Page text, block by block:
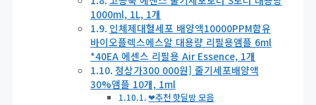
1000ml, 1L, 1개
인체제대혈세포 배양액10000PPM함유
바이오플렉스에스알 대용량 리필용앰플 6ml
*40EA 에센스 리필용 Air Essence, 1개
정상가300 000원] 줄기세포배양액
30%앰플 10개, 1ml
❤추천 핫딜방 모음